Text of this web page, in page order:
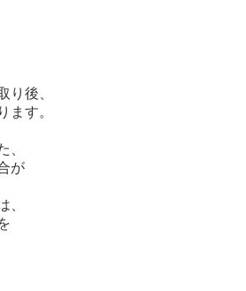
後、
す。
、
が
、